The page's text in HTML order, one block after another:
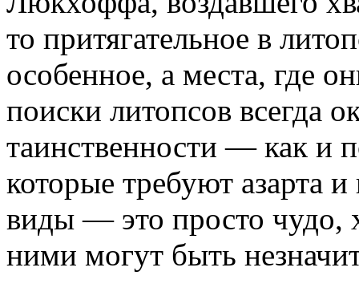
то притягательное в
особенное, а места, где
поиски литопсов всегда
таинственности — как и
которые требуют азарта
виды — это просто чудо,
ними могут быть